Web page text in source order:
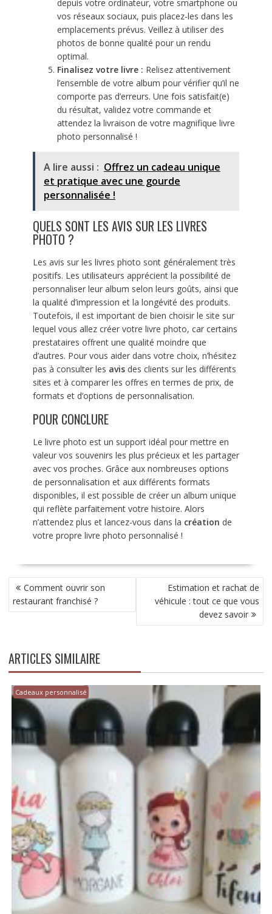
depuis votre ordinateur, votre smartphone ou
vos réseaux sociaux, puis placez-les dans les
emplacements prévus. Veillez à utiliser des
photos de bonne qualité pour un rendu
optimal.
Finalisez votre livre : Relisez attentivement
l’ensemble de votre album pour vérifier qu’il ne
comporte pas d’erreurs. Une fois satisfait(e)
du résultat, validez votre commande et
attendez la livraison de votre magnifique livre
photo personnalisé !
A lire aussi : Offrez un cadeau unique
et pratique avec une gourde
personnalisée !
QUELS SONT LES AVIS SUR LES LIVRES
PHOTO ?
Les avis sur les livres photo sont généralement très
positifs. Les utilisateurs apprécient la possibilité de
personnaliser leur album selon leurs goûts, ainsi que
la qualité d’impression et la longévité des produits.
Toutefois, il est important de bien choisir le site sur
lequel vous allez créer votre livre photo, car certains
prestataires offrent une qualité moindre que
d’autres. Pour vous aider dans votre choix, n’hésitez
pas à consulter les avisdes clients sur les différents
sites et à comparer les offres en termes de prix, de
formats et d’options de personnalisation.
POUR CONCLURE
Le livre photo est un support idéal pour mettre en
valeur vos souvenirs les plus précieux et les partager
avec vos proches. Grâce aux nombreuses options
de personnalisation et aux différents formats
disponibles, il est possible de créer un album unique
qui reflète parfaitement votre histoire. Alors
n’attendez plus et lancez-vous dans la création de
votre propre livre photo personnalisé !
NAVIGATION
DE
L’ARTICLE
Comment ouvrir son
restaurant franchisé ?
Estimation et rachat de
véhicule : tout ce que vous
devez savoir
ARTICLES SIMILAIRE
Cadeaux personnalisé